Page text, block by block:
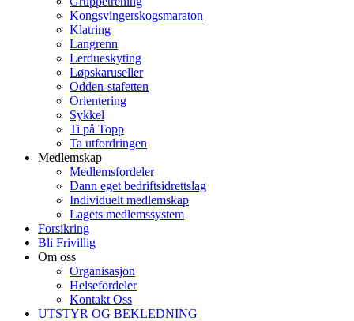
Kongsvingerskogsmaraton
Klatring
Langrenn
Lerdueskyting
Løpskaruseller
Odden-stafetten
Orientering
Sykkel
Ti på Topp
Ta utfordringen
Medlemskap
Medlemsfordeler
Dann eget bedriftsidrettslag
Individuelt medlemskap
Lagets medlemssystem
Forsikring
Bli Frivillig
Om oss
Organisasjon
Helsefordeler
Kontakt Oss
UTSTYR OG BEKLEDNING